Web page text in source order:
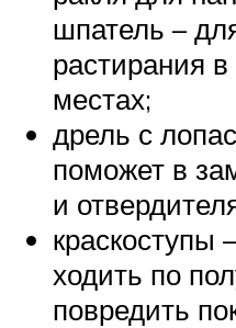
шпатель –
растирания
местах;
дрель с
поможет в
и
краскоступы
ходить по
повредить